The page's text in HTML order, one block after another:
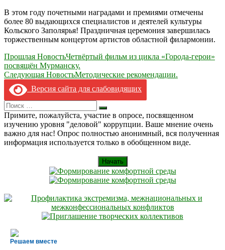
В этом году почетными наградами и премиями отмечены
более 80 выдающихся специалистов и деятелей культуры
Кольского Заполярья! Праздничная церемония завершилась
торжественным концертом артистов областной филармонии.
Навигация
по
записям
Прошлая НовостьЧетвёртый фильм из цикла «Города-герои»
посвящён Мурманску.
Следующая НовостьМетодические рекомендации.
Версия сайта для слабовидящих
Search
for:
Искать
Примите, пожалуйста, участие в опросе, посвященном
изучению уровня "деловой" коррупции. Ваше мнение очень
важно для нас! Опрос полностью анонимный, вся полученная
информация используется только в обобщенном виде.
Начать
Решаем вместе